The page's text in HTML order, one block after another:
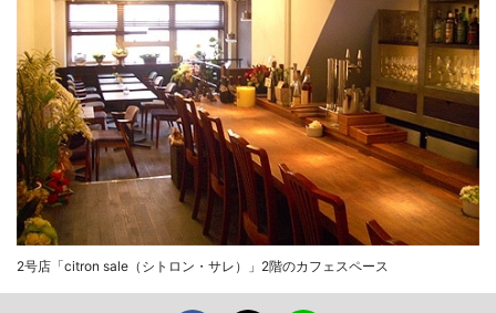
2号店「citron sale（シトロン・サレ）」2階のカフェスペース